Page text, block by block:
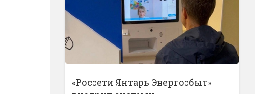
«Россети Янтарь Энергосбыт»